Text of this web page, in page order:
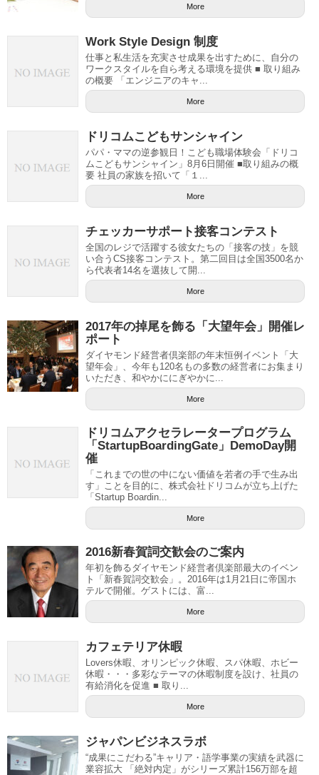
More
Work Style Design 制度
仕事と私生活を充実させ成果を出すために、自分の
ワークスタイルを自ら考える環境を提供 ■ 取り組み
の概要 「エンジニアのキャ...
More
ドリコムこどもサンシャイン
パパ・ママの逆参観日！こども職場体験会「ドリコ
ムこどもサンシャイン」8月6日開催 ■取り組みの概
要 社員の家族を招いて「１...
More
チェッカーサポート接客コンテスト
全国のレジで活躍する彼女たちの「接客の技」を競
い合うCS接客コンテスト。第二回目は全国3500名か
ら代表者14名を選抜して開...
More
2017年の掉尾を飾る「大望年会」開催レ
ポート
ダイヤモンド経営者倶楽部の年末恒例イベント「大
望年会」、今年も120名もの多数の経営者にお集まり
いただき、和やかににぎやかに...
More
ドリコムアクセラレータープログラム
「StartupBoardingGate」DemoDay開
催
「これまでの世の中にない価値を若者の手で生み出
す」ことを目的に、株式会社ドリコムが立ち上げた
「Startup Boardin...
More
2016新春賀詞交歓会のご案内
年初を飾るダイヤモンド経営者倶楽部最大のイベン
ト「新春賀詞交歓会」。2016年は1月21日に帝国ホ
テルで開催。ゲストには、富...
More
カフェテリア休暇
Lovers休暇、オリンピック休暇、スパ休暇、ホビー
休暇・・・多彩なテーマの休暇制度を設け、社員の
有給消化を促進 ■ 取り...
More
ジャパンビジネスラボ
“成果にこだわる”キャリア・語学事業の実績を武器に
業容拡大 「絶対内定」がシリーズ累計156万部を超